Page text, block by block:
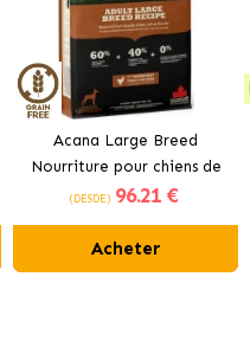
Acana Large Breed
Nourriture pour chiens de
grandes races au poulet
(DESDE) 96.21 €
Acheter